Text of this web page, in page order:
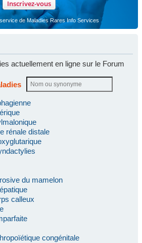
Inscrivez-vous
de Maladies Rares Info Services
actuellement en ligne sur le Forum
rénale distale
du mamelon
calleux
congénitale